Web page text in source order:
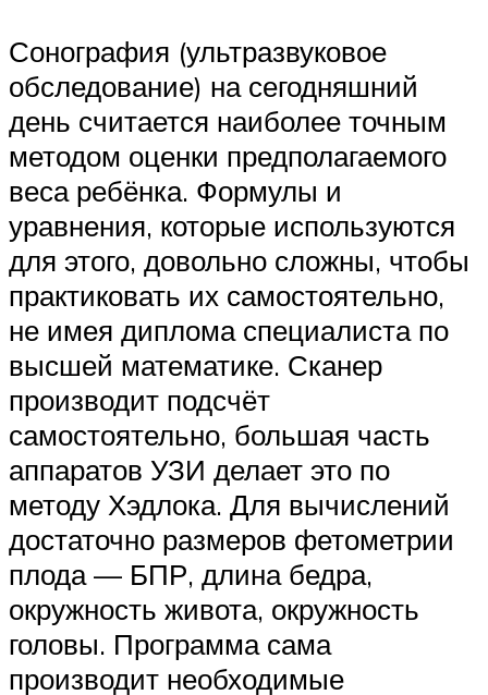
Сонография (ультразвуковое
обследование) на сегодняшний
день считается наиболее точным
методом оценки предполагаемого
веса ребёнка. Формулы и
уравнения, которые используются
для этого, довольно сложны, чтобы
практиковать их самостоятельно,
не имея диплома специалиста по
высшей математике. Сканер
производит подсчёт
самостоятельно, большая часть
аппаратов УЗИ делает это по
методу Хэдлока. Для вычислений
достаточно размеров фетометрии
плода — БПР, длина бедра,
окружность живота, окружность
головы. Программа сама
производит необходимые